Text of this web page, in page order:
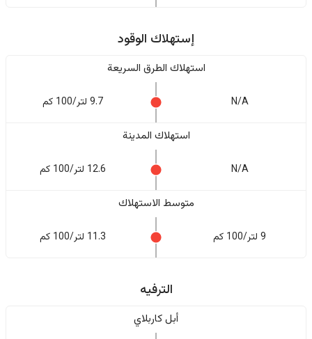
إستهلاك الوقود
استهلاك الطرق السريعة
N/A 9.7 لتر/100 كم
استهلاك المدينة
N/A 12.6 لتر/100 كم
متوسط الاستهلاك
9 لتر/100 كم 11.3 لتر/100 كم
الترفيه
أبل كاربلاي